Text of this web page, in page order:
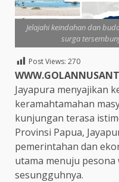
Jelajahi keindahan dan
surga
Post Views: 270
Jayapura menyajikan
keramahtamahan
kunjungan terasa
Provinsi Papua,
pemerintahan dan
utama menuju pesona
sesungguhnya.